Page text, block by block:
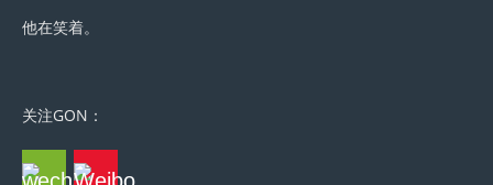
他在笑着。
关注GON：